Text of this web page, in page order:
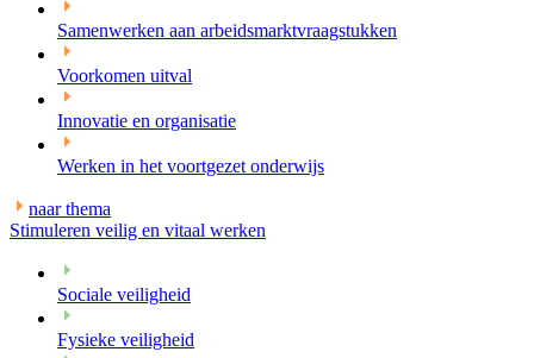
Samenwerken aan arbeidsmarktvraagstukken
Voorkomen uitval
Innovatie en organisatie
Werken in het voortgezet onderwijs
naar thema
Stimuleren veilig en vitaal werken
Sociale veiligheid
Fysieke veiligheid